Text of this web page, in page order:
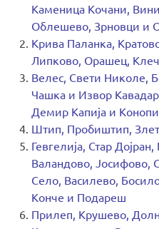
Каменица Кочани,
Облешево, Зрновци и
Крива Паланка,
Липково, Орашец,
Велес, Свети Николе,
Чашка и Извор
Демир Капија и
Штип, Пробиштип,
Гевгелија, Стар
Валандово, Јосифово,
Село, Василево,
Конче и Подареш
Прилеп, Крушево,